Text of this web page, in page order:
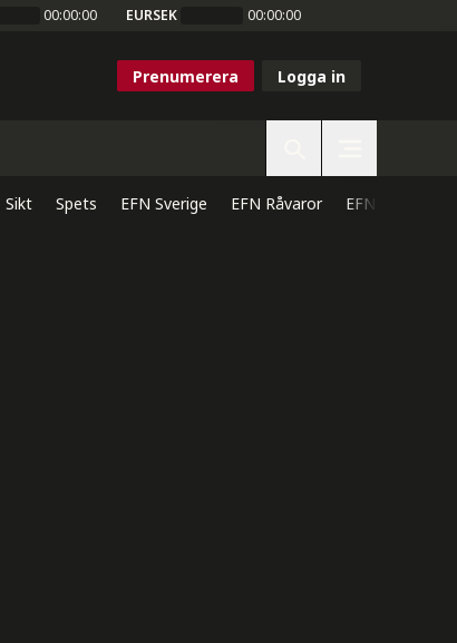
00:00:00 EURSEK 00:00:00
Prenumerera Logga in
Sikt Spets EFN Sverige EFN Råvaror EFN Direkt